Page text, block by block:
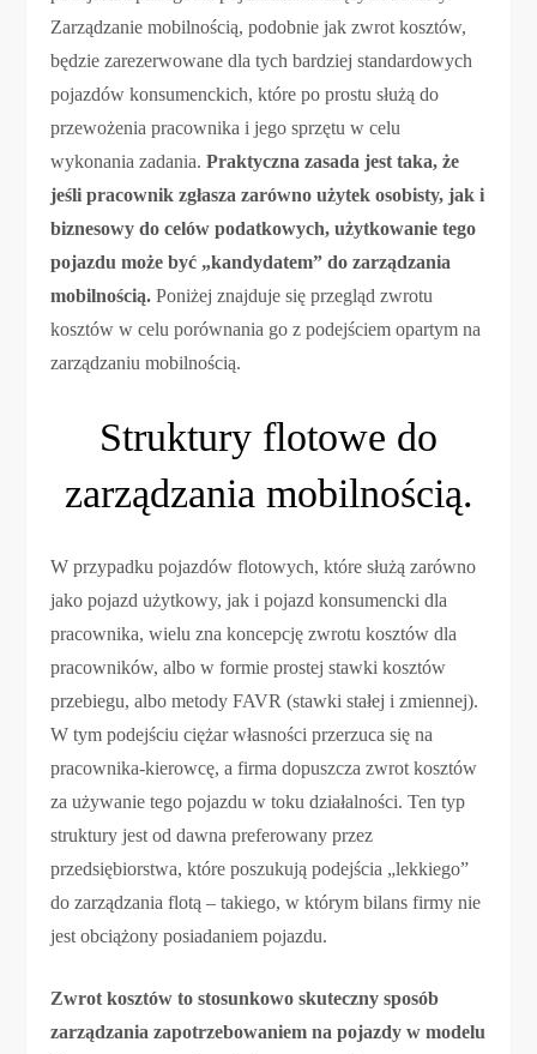
Zarządzanie mobilnością, podobnie jak zwrot kosztów,
będzie zarezerwowane dla tych bardziej standardowych
pojazdów konsumenckich, które po prostu służą do
przewożenia pracownika i jego sprzętu w celu
wykonania zadania.Praktyczna zasada jest taka, że ​​
jeśli pracownik zgłasza zarówno użytek osobisty, jak i
biznesowy do celów podatkowych, użytkowanie tego
pojazdu może być „kandydatem” do zarządzania
mobilnością. Poniżej znajduje się przegląd zwrotu
kosztów w celu porównania go z podejściem opartym na
zarządzaniu mobilnością.
Struktury flotowe do
zarządzania mobilnością.
W przypadku pojazdów flotowych, które służą zarówno
jako pojazd użytkowy, jak i pojazd konsumencki dla
pracownika, wielu zna koncepcję zwrotu kosztów dla
pracowników, albo w formie prostej stawki kosztów
przebiegu, albo metody FAVR (stawki stałej i zmiennej).
W tym podejściu ciężar własności przerzuca się na
pracownika-kierowcę, a firma dopuszcza zwrot kosztów
za używanie tego pojazdu w toku działalności. Ten typ
struktury jest od dawna preferowany przez
przedsiębiorstwa, które poszukują podejścia „lekkiego”
do zarządzania flotą – takiego, w którym bilans firmy nie
jest obciążony posiadaniem pojazdu.
Zwrot kosztów to stosunkowo skuteczny sposób
zarządzania zapotrzebowaniem na pojazdy w modelu